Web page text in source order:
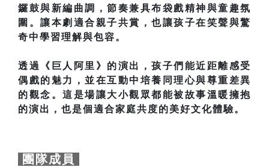
鑼鼓與新編曲調，節奏兼具布袋戲精神與童趣氛
圍。讓本劇適合親子共賞，也讓孩子在笑聲與驚
奇中學習理解與包容。
透過《巨人阿里》的演出，孩子們能近距離感受
偶戲的魅力，並在互動中培養同理心與尊重差異
的觀念。這是場讓大小觀眾都能被故事溫暖擁抱
的演出，也是個適合家庭共度的美好文化體驗。
團隊成員